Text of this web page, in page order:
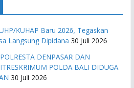
KUHAP Baru 2026, Tegaskan
Langsung Dipidana 30 Juli 2026
DENPASAR DAN
POLDA BALI DIDUGA
30 Juli 2026